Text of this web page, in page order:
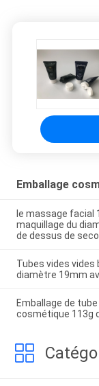
Emballage
le massage facial
maquillage du
de dessus de
Tubes vides vides
diamètre 19mm
Emballage de
cosmétique 113g